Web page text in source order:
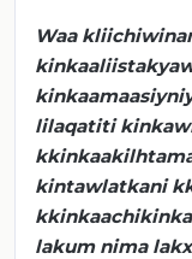
Waa
lilaqatiti
kintawlatkani
lakum nima